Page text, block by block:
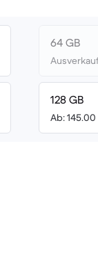
64 GB
128 GB
Ab: 145.00